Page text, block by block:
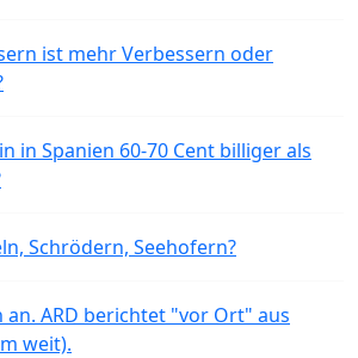
ist mehr Verbessern oder
in Spanien 60-70 Cent billiger als
Schrödern, Seehofern?
ARD berichtet "vor Ort" aus
weit).